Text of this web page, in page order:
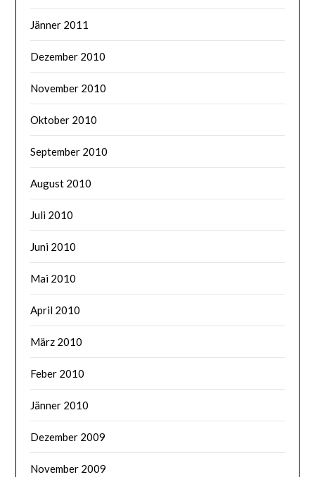
Jänner 2011
Dezember 2010
November 2010
Oktober 2010
September 2010
August 2010
Juli 2010
Juni 2010
Mai 2010
April 2010
März 2010
Feber 2010
Jänner 2010
Dezember 2009
November 2009